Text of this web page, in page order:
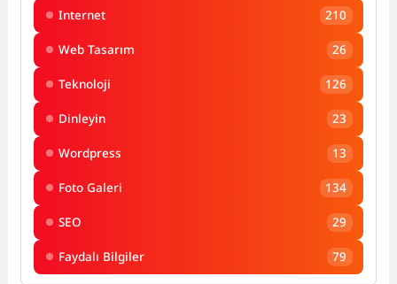
Internet 210
Web Tasarım 26
Teknoloji 126
Dinleyin 23
Wordpress 13
Foto Galeri 134
SEO 29
Faydalı Bilgiler 79